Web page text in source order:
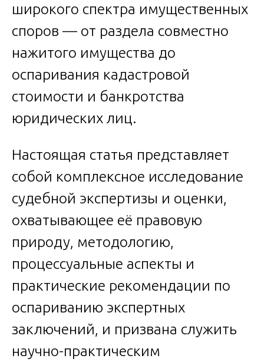
широкого спектра имущественных
споров — от раздела совместно
нажитого имущества до
оспаривания кадастровой
стоимости и банкротства
юридических лиц.
Настоящая статья представляет
собой комплексное исследование
судебной экспертизы и оценки,
охватывающее её правовую
природу, методологию,
процессуальные аспекты и
практические рекомендации по
оспариванию экспертных
заключений, и призвана служить
научно-практическим